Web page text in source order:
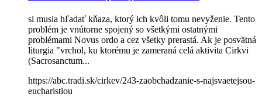
si musia hľadať kňaza, ktorý ich kvôli tomu nevyženie. Tento
problém je vnútorne spojený so všetkými ostatnými
problémami Novus ordo a cez všetky prerastá. Ak je posvätná
liturgia "vrchol, ku ktorému je zameraná celá aktivita Cirkvi
(Sacrosanctum...
https://abc.tradi.sk/cirkev/243-zaobchadzanie-s-najsvaetejsou-
eucharistiou